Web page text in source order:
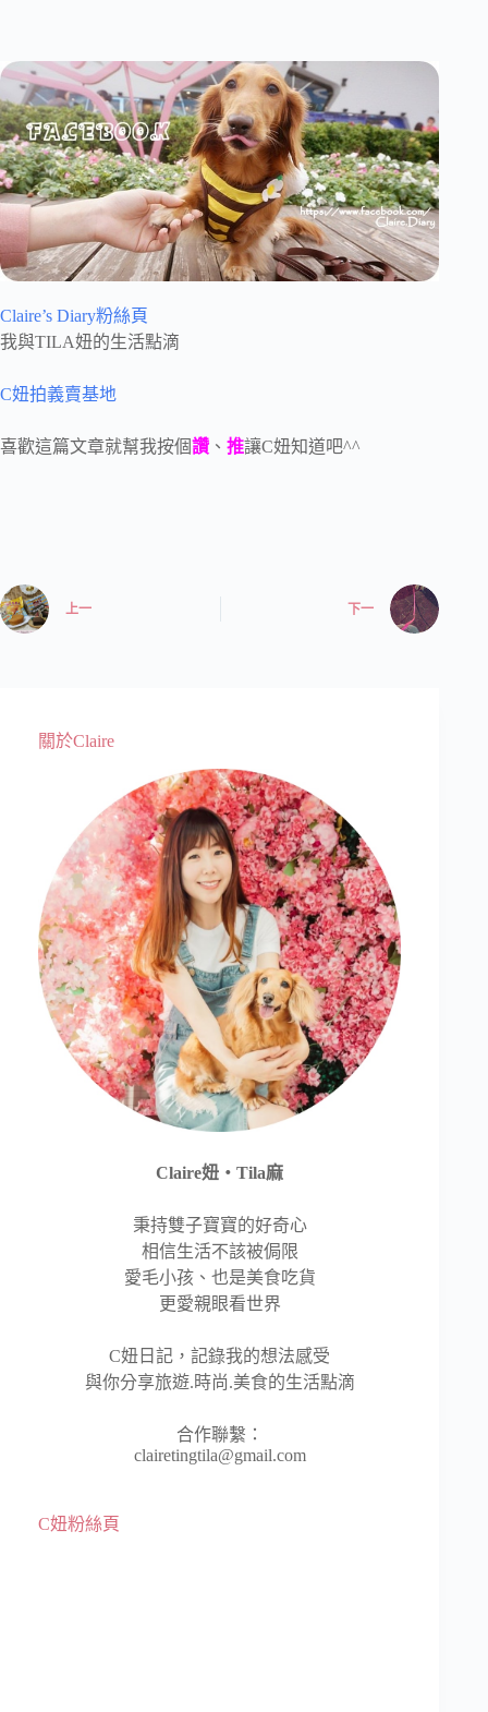
Claire’s Diary粉絲頁
我與TILA妞的生活點滴
C妞拍義賣基地
喜歡這篇文章就幫我按個讚 、 推讓C妞知道吧^^
上一 下一
關於Claire
Claire妞‧Tila麻
秉持雙子寶寶的好奇心
相信生活不該被侷限
愛毛小孩、也是美食吃貨
更愛親眼看世界
C妞日記，記錄我的想法感受
與你分享旅遊.時尚.美食的生活點滴
合作聯繫：
clairetingtila@gmail.com
C妞粉絲頁